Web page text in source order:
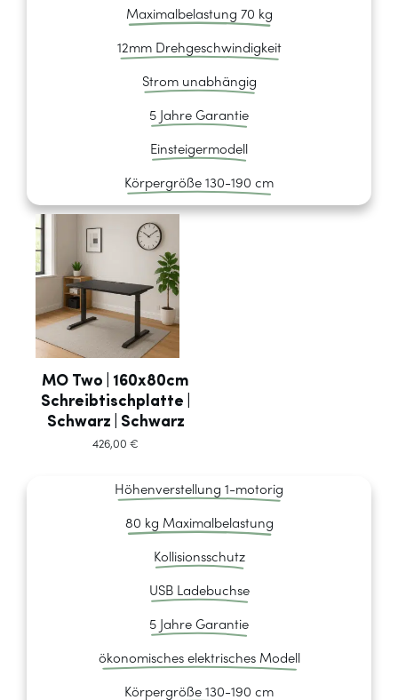
Maximalbelastung 70 kg
12mm Drehgeschwindigkeit
Strom unabhängig
5 Jahre Garantie
Einsteigermodell
Körpergröße 130-190 cm
MO Two | 160x80cm
Schreibtischplatte |
Schwarz | Schwarz
426,00€
Höhenverstellung 1-motorig
80 kg Maximalbelastung
Kollisionsschutz
USB Ladebuchse
5 Jahre Garantie
ökonomisches elektrisches Modell
Körpergröße 130-190 cm